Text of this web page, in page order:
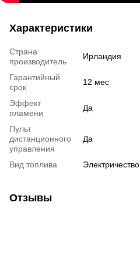
Характеристики
Страна
производитель
Ирландия
Гарантийный
срок
12 мес
Эффект
пламени
Да
Пульт
дистанционного
управления
Да
Вид топлива Электричество
Отзывы